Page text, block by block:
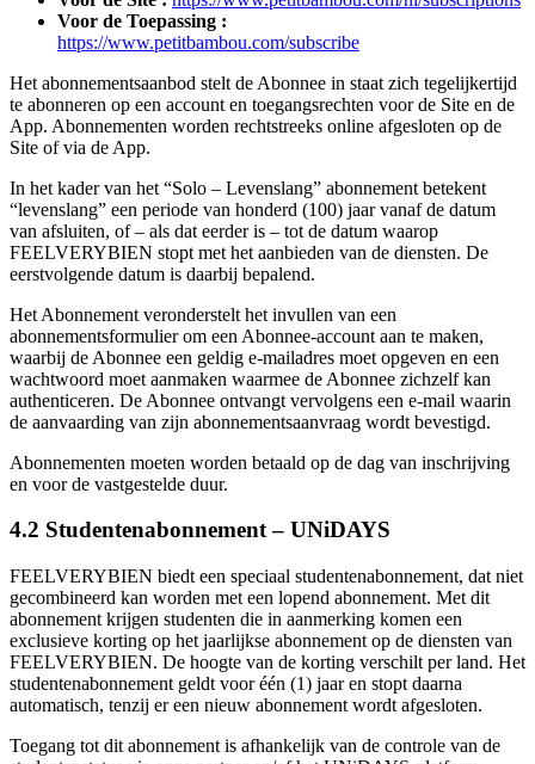
Voor de Toepassing :
https://www.petitbambou.com/subscribe
Het abonnementsaanbod stelt de Abonnee in staat zich tegelijkertijd
te abonneren op een account en toegangsrechten voor de Site en de
App. Abonnementen worden rechtstreeks online afgesloten op de
Site of via de App.
In het kader van het “Solo – Levenslang” abonnement betekent
“levenslang” een periode van honderd (100) jaar vanaf de datum
van afsluiten, of – als dat eerder is – tot de datum waarop
FEELVERYBIEN stopt met het aanbieden van de diensten. De
eerstvolgende datum is daarbij bepalend.
Het Abonnement veronderstelt het invullen van een
abonnementsformulier om een Abonnee-account aan te maken,
waarbij de Abonnee een geldig e-mailadres moet opgeven en een
wachtwoord moet aanmaken waarmee de Abonnee zichzelf kan
authenticeren. De Abonnee ontvangt vervolgens een e-mail waarin
de aanvaarding van zijn abonnementsaanvraag wordt bevestigd.
Abonnementen moeten worden betaald op de dag van inschrijving
en voor de vastgestelde duur.
4.2 Studentenabonnement – UNiDAYS
FEELVERYBIEN biedt een speciaal studentenabonnement, dat niet
gecombineerd kan worden met een lopend abonnement. Met dit
abonnement krijgen studenten die in aanmerking komen een
exclusieve korting op het jaarlijkse abonnement op de diensten van
FEELVERYBIEN. De hoogte van de korting verschilt per land. Het
studentenabonnement geldt voor één (1) jaar en stopt daarna
automatisch, tenzij er een nieuw abonnement wordt afgesloten.
Toegang tot dit abonnement is afhankelijk van de controle van de